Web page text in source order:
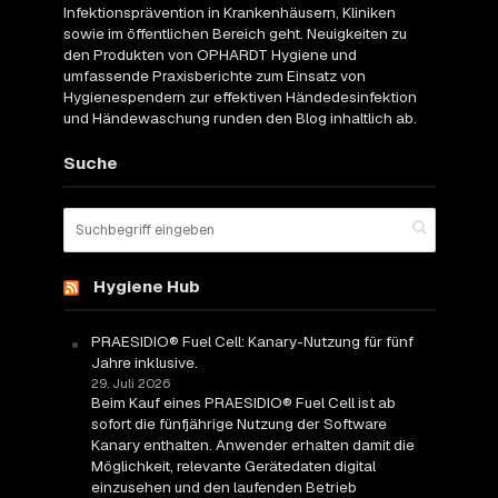
Infektionsprävention in Krankenhäusern, Kliniken
sowie im öffentlichen Bereich geht. Neuigkeiten zu
den Produkten von OPHARDT Hygiene und
umfassende Praxisberichte zum Einsatz von
Hygienespendern zur effektiven Händedesinfektion
und Händewaschung runden den Blog inhaltlich ab.
Suche
Hygiene Hub
PRAESIDIO® Fuel Cell: Kanary-Nutzung für fünf
Jahre inklusive.
29. Juli 2026
Beim Kauf eines PRAESIDIO® Fuel Cell ist ab
sofort die fünfjährige Nutzung der Software
Kanary enthalten. Anwender erhalten damit die
Möglichkeit, relevante Gerätedaten digital
einzusehen und den laufenden Betrieb